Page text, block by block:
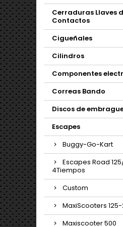
Cerraduras Llaves
Contactos
Cigueñales
Cilindros
Componentes
Correas Bando
Discos de
Escapes
Buggy-Go-Kart
Escapes Road
4Tiempos
Custom
MaxiScooters
Maxiscooter 500